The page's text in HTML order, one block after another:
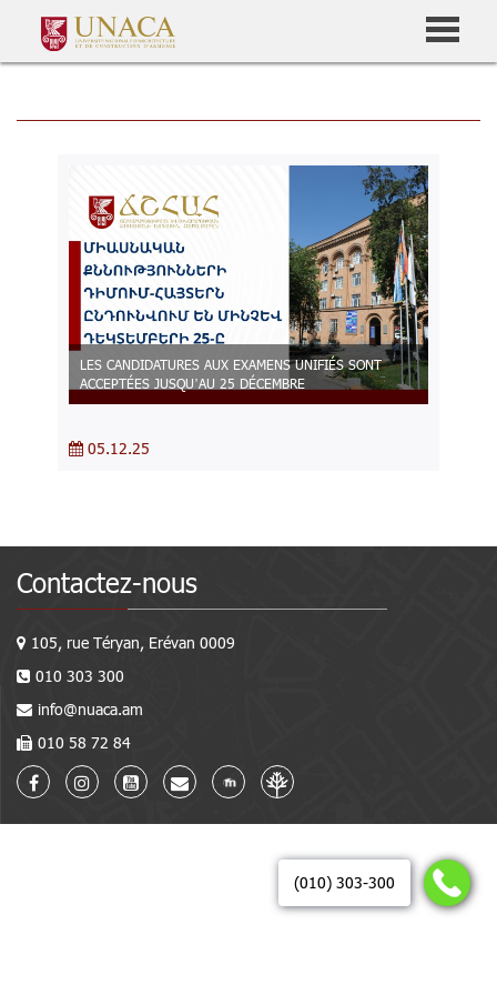
(010) 303-300
LES CANDIDATURES AUX EXAMENS UNIFIÉS SONT
ACCEPTÉES JUSQU’AU 25 DÉCEMBRE
05.12.25
Contactez-nous
105, rue Téryan, Erévan 0009
010 303 300
info@nuaca.am
010 58 72 84